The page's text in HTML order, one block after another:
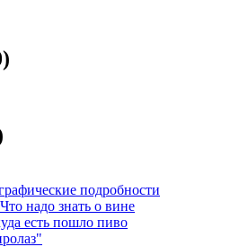
подробности
надо знать о вине
есть пошло пиво